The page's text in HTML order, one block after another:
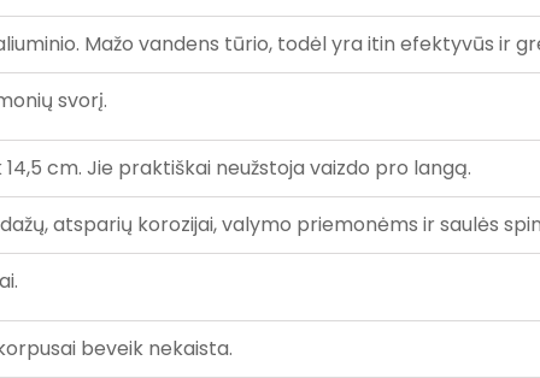
Mažo vandens tūrio, todėl yra itin efektyvūs ir
svorį.
14,5 cm. Jie praktiškai neužstoja vaizdo pro langą.
atsparių korozijai, valymo priemonėms ir saulės
beveik nekaista.